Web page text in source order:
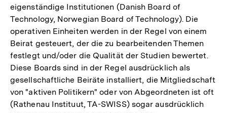
eigenständige Institutionen (Danish Board of
Technology, Norwegian Board of Technology). Die
operativen Einheiten werden in der Regel von einem
Beirat gesteuert, der die zu bearbeitenden Themen
festlegt und/oder die Qualität der Studien bewertet.
Diese Boards sind in der Regel ausdrücklich als
gesellschaftliche Beiräte installiert, die Mitgliedschaft
von "aktiven Politikern" oder von Abgeordneten ist oft
(Rathenau Instituut, TA-SWISS) sogar ausdrücklich